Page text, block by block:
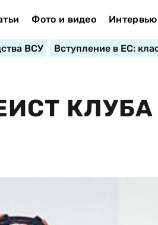
Фото и видео Интервью
ВСУ Вступление в ЕС:
КЛУБА